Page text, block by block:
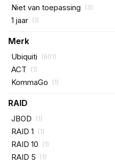
Niet van toepassing (3)
1 jaar (1)
Merk
Ubiquiti (601)
ACT (1)
KommaGo (1)
RAID
JBOD (1)
RAID 1 (1)
RAID 10 (1)
RAID 5 (1)